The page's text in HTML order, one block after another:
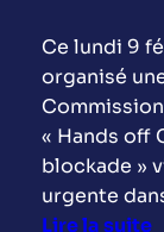
Ce lundi 9
organisé
« Hands off
blockade »
urgente
Lire la suite